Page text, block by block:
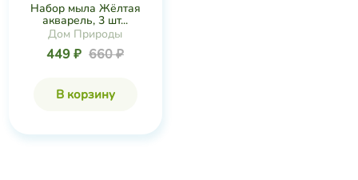
Набор мыла Жёлтая
акварель, 3 шт...
Дом Природы
449 ₽ 660 ₽
В корзину